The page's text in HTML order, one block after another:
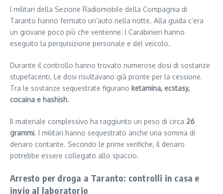
I militari della Sezione Radiomobile della Compagnia di
Taranto hanno fermato un’auto nella notte. Alla guida c’era
un giovane poco più che ventenne. I Carabinieri hanno
eseguito la perquisizione personale e del veicolo.
Durante il controllo hanno trovato numerose dosi di sostanze
stupefacenti. Le dosi risultavano già pronte per la cessione.
Tra le sostanze sequestrate figurano ketamina, ecstasy,
cocaina e hashish.
Il materiale complessivo ha raggiunto un peso di circa 26
grammi. I militari hanno sequestrato anche una somma di
denaro contante. Secondo le prime verifiche, il denaro
potrebbe essere collegato allo spaccio.
Arresto per droga a Taranto: controlli in casa e
invio al laboratorio